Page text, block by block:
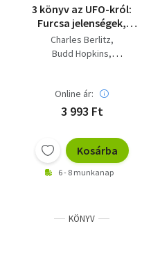
3 könyv az UFO-król:
Furcsa jelenségek,
Elveszett idő - Missing
Time, Eggyéválás -
Charles Berlitz
Budd Hopkins
Online ár:
3 993 Ft
Kosárba
6 - 8 munkanap
KÖNYV